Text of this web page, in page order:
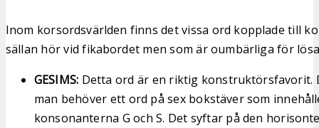
Inom korsordsvärlden finns det vissa ord kopplade till
sällan hör vid fikabordet men som är oumbärliga för
GESIMS: Detta ord är en riktig konstruktörsfavorit.
man behöver ett ord på sex bokstäver som
konsonanterna G och S. Det syftar på den